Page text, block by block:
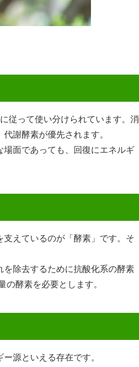
従って使い分けられています。消
謝酵素が優先されます。
面であっても、回復にエネルギ
えているのが「酵素」です。そ
除去するために抗酸化系の酵素
酵素を必要とします。
源といえる存在です。